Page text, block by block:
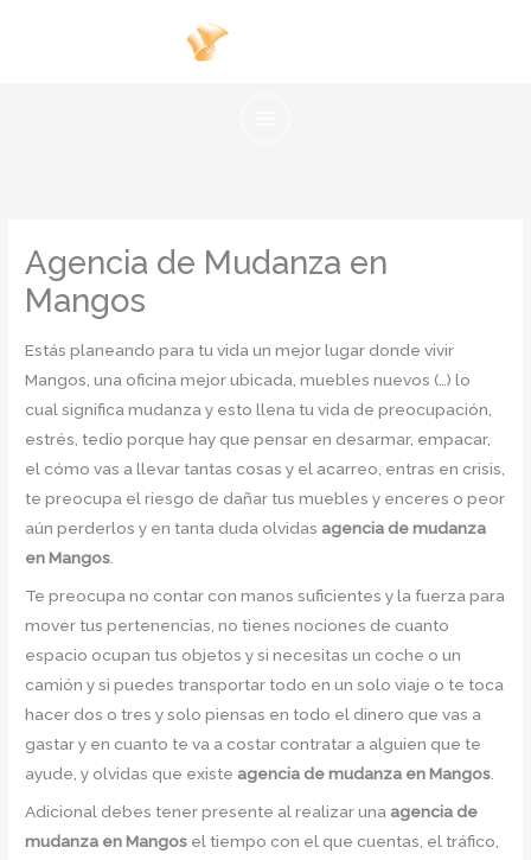
Agencia de Mudanza en
Mangos
Estás planeando para tu vida un mejor lugar donde vivir
Mangos, una oficina mejor ubicada, muebles nuevos (…) lo
cual significa mudanza y esto llena tu vida de preocupación,
estrés, tedio porque hay que pensar en desarmar, empacar,
el cómo vas a llevar tantas cosas y el acarreo, entras en crisis,
te preocupa el riesgo de dañar tus muebles y enceres o peor
aún perderlos y en tanta duda olvidas agencia de mudanza
en Mangos
Te preocupa no contar con manos suficientes y la fuerza para
mover tus pertenencias, no tienes nociones de cuanto
espacio ocupan tus objetos y si necesitas un coche o un
camión y si puedes transportar todo en un solo viaje o te toca
hacer dos o tres y solo piensas en todo el dinero que vas a
gastar y en cuanto te va a costar contratar a alguien que te
ayude, y olvidas que existe agencia de mudanza en Mangos
Adicional debes tener presente al realizar una agencia de
mudanza en Mangos el tiempo con el que cuentas, el tráfico,